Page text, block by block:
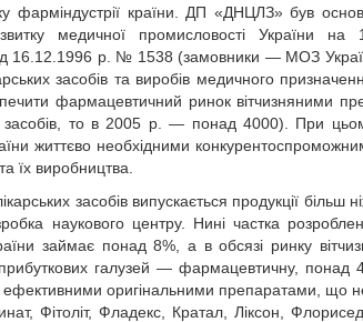
фарміндустрії країни. ДП «ДНЦЛЗ» був
медичної промисловості України на
16.12.1996 р. № 1538 (замовники — МОЗ
засобів та виробів медичного
фармацевтичний ринок вітчизняними
засобів, то в 2005 р. — понад 4000). При
життєво необхідними
їх виробництва.
засобів випускається продукції більш
наукового центру. Нині частка
займає понад 8%, а в обсязі ринку
галузей — фармацевтичну, понад
оригінальними препаратами, що
Фітоліт, Фладекс, Кратал, Ліксон,